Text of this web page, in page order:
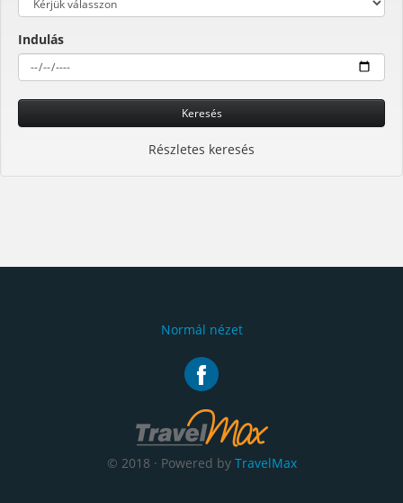
Indulás
Keresés
Részletes keresés
Normál nézet
© 2018 · Powered by TravelMax